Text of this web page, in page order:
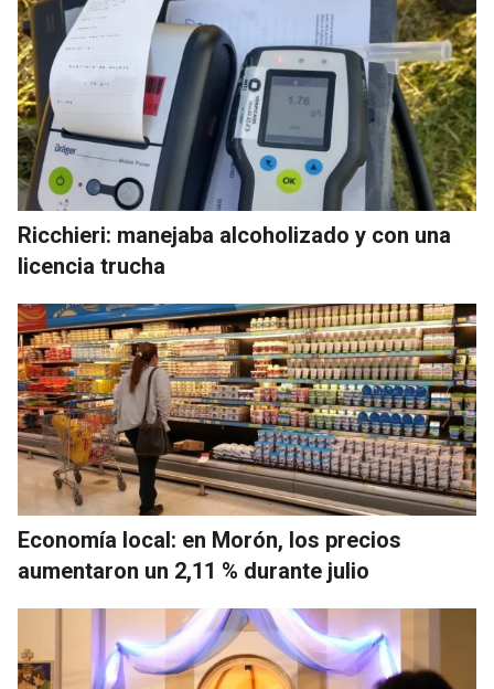
Ricchieri: manejaba alcoholizado y con una
licencia trucha
Economía local: en Morón, los precios
aumentaron un 2,11 % durante julio